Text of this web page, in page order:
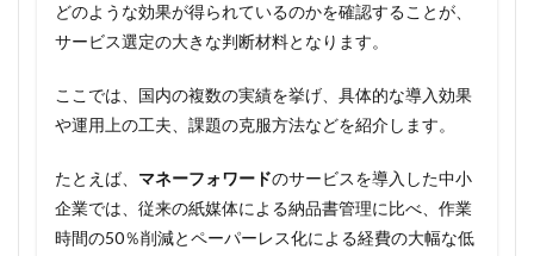
どのような効果が得られているのかを確認することが、
サービス選定の大きな判断材料となります。
ここでは、国内の複数の実績を挙げ、具体的な導入効果
や運用上の工夫、課題の克服方法などを紹介します。
たとえば、 マネーフォワードのサービスを導入した中小
企業では、従来の紙媒体による納品書管理に比べ、作業
時間の50％削減とペーパーレス化による経費の大幅な低